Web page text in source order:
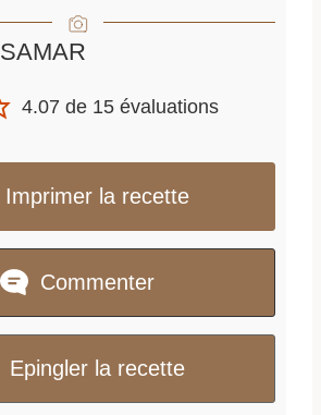
SAMAR
4.07 de 15 évaluations
Imprimer la recette
Commenter
Epingler la recette